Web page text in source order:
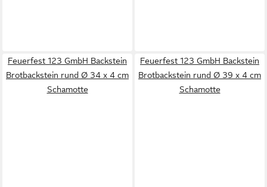
Feuerfest 123 GmbH Backstein
Brotbackstein rund Ø 34 x 4 cm
Schamotte
Feuerfest 123 GmbH Backstein
Brotbackstein rund Ø 39 x 4 cm
Schamotte